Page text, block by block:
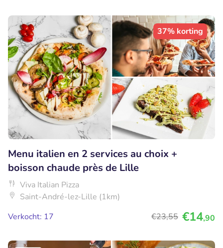
37% korting
Menu italien en 2 services au choix +
boisson chaude près de Lille
Viva Italian Pizza
Saint-André-lez-Lille (1km)
Verkocht: 17
€23,55 €14,90